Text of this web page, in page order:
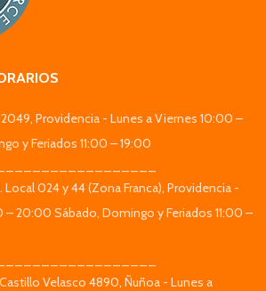
Providencia - Lunes a Viernes 10:00 –
y Feriados 11:00 – 19:00
Local 024 y 44 (Zona Franca), Providencia -
– 20:00 Sábado, Domingo y Feriados 11:00 –
Velasco 4890, Ñuñoa - Lunes a